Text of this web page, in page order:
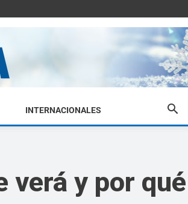
INTERNACIONALES
verá y por qué